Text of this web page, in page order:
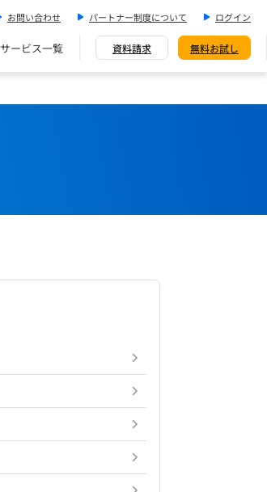
お問い合わせ パートナー制度について ログイン
サービス一覧 資料請求 無料お試し